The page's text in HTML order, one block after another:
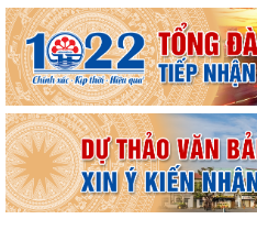
UBND xã Thanh Miện tổ chức
Chương trình mục tiêu quốc gia
Quyết định về việc phê duyệt quy
chính thuộc phạm vi chức...
Thông báo Lịch làm việc của Lãnh
8 (từ ngày 03/8/2026 đến ngày...